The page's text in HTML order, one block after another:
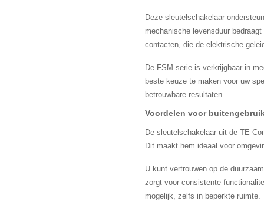
Deze sleutelschakelaar
mechanische levensduur
contacten, die de elektrische
De FSM-serie is verkrijgbaar in
beste keuze te maken voor uw
betrouwbare resultaten.
Voordelen voor
De sleutelschakelaar uit de TE
Dit maakt hem ideaal voor
U kunt vertrouwen op de
zorgt voor consistente
mogelijk, zelfs in beperkte ruimte.